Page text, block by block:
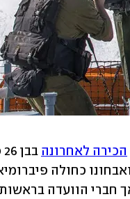
הכירה לאחרונה